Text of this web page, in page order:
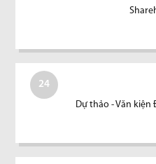
24
Dự thảo - Văn